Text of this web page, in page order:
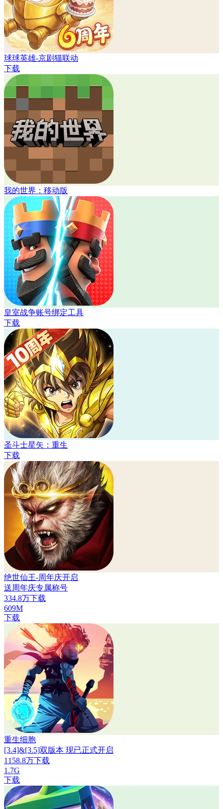
球球英雄-京剧猫联动
下载
我的世界：移动版
皇室战争账号绑定工具
下载
圣斗士星矢：重生
下载
绝世仙王-周年庆开启
送周年庆专属称号
334.8万下载
609M
下载
重生细胞
[3.4]&[3.5]双版本 现已正式开启
1158.8万下载
1.7G
下载